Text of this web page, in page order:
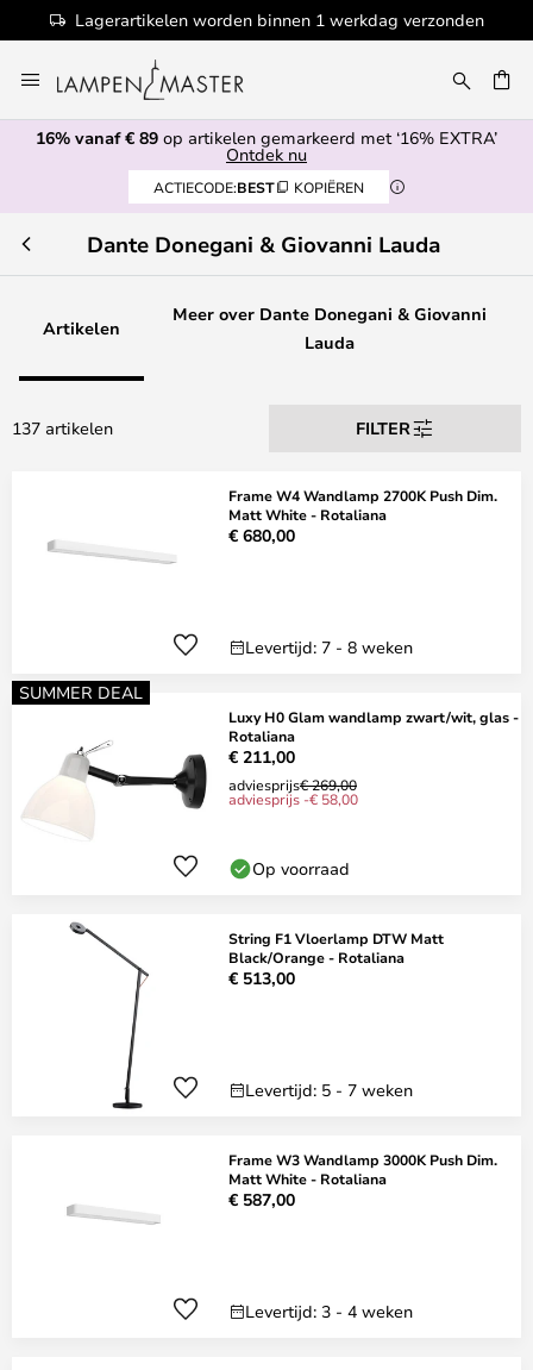
Lagerartikelen worden binnen 1 werkdag verzonden
naar
de
inhoud
16% vanaf € 89 op artikelen gemarkeerd met ‘16% EXTRA’
Ontdek nu
ACTIECODE:BEST KOPIËREN
Dante Donegani & Giovanni Lauda
Artikelen
Meer over Dante Donegani & Giovanni
Lauda
137 artikelen FILTER
Frame W4 Wandlamp 2700K Push Dim.
Matt White - Rotaliana
€ 680,00
Levertijd: 7 - 8 weken
SUMMER DEAL
Luxy H0 Glam wandlamp zwart/wit, glas -
Rotaliana
€ 211,00
adviesprijs€ 269,00
adviesprijs -€ 58,00
Op voorraad
String F1 Vloerlamp DTW Matt
Black/Orange - Rotaliana
€ 513,00
Levertijd: 5 - 7 weken
Frame W3 Wandlamp 3000K Push Dim.
Matt White - Rotaliana
€ 587,00
Levertijd: 3 - 4 weken